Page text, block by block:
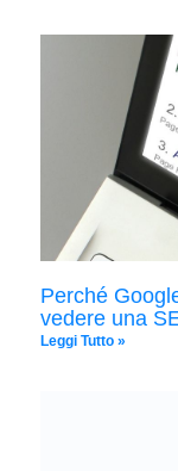
Perché
vedere una
Leggi Tutto »